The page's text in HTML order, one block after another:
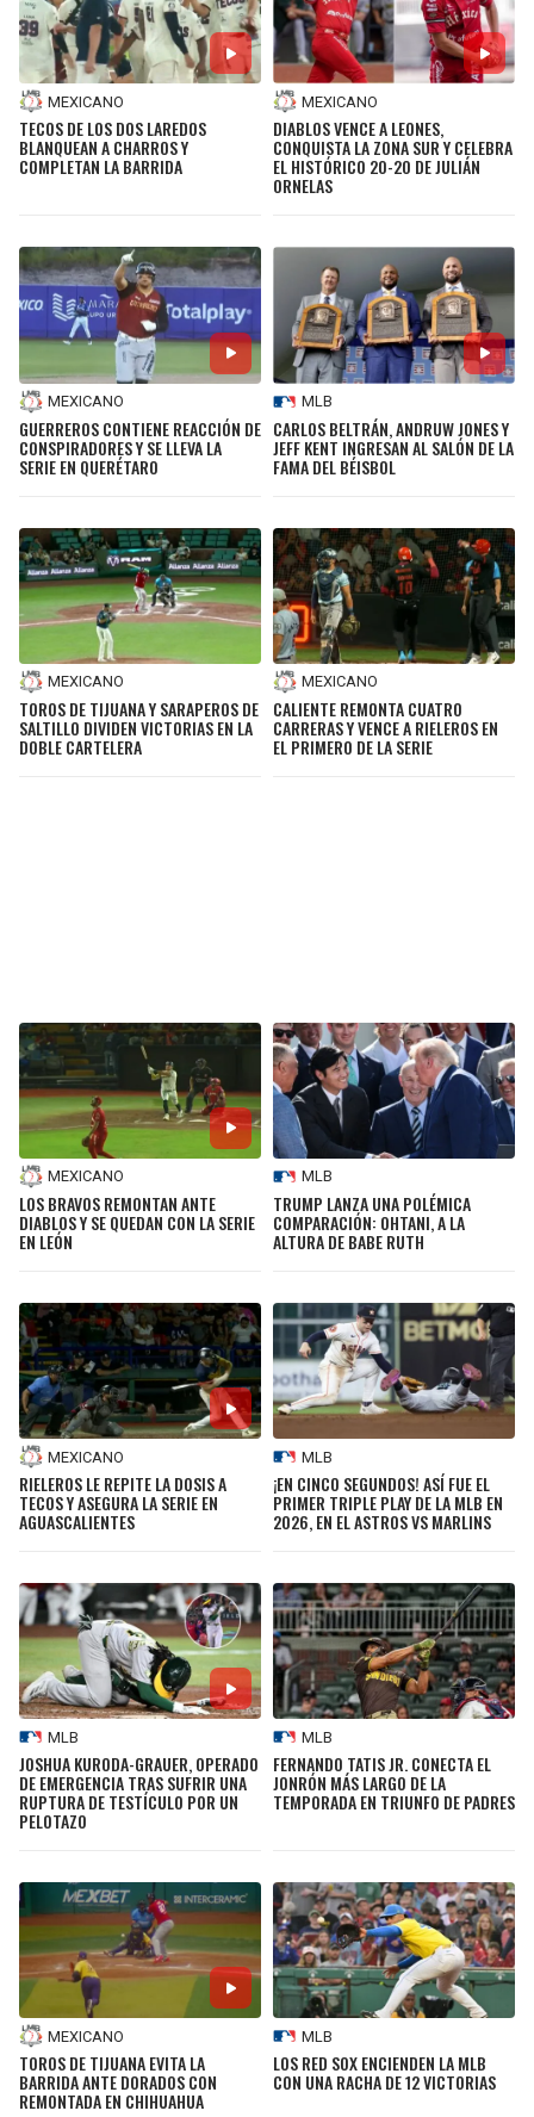
MEXICANO
TECOS DE LOS DOS LAREDOS
BLANQUEAN A CHARROS Y
COMPLETAN LA BARRIDA
MEXICANO
DIABLOS VENCE A LEONES,
CONQUISTA LA ZONA SUR Y CELEBRA
EL HISTÓRICO 20-20 DE JULIÁN
ORNELAS
MEXICANO
GUERREROS CONTIENE REACCIÓN DE
CONSPIRADORES Y SE LLEVA LA
SERIE EN QUERÉTARO
MLB
CARLOS BELTRÁN, ANDRUW JONES Y
JEFF KENT INGRESAN AL SALÓN DE LA
FAMA DEL BÉISBOL
MEXICANO
TOROS DE TIJUANA Y SARAPEROS DE
SALTILLO DIVIDEN VICTORIAS EN LA
DOBLE CARTELERA
MEXICANO
CALIENTE REMONTA CUATRO
CARRERAS Y VENCE A RIELEROS EN
EL PRIMERO DE LA SERIE
MEXICANO
LOS BRAVOS REMONTAN ANTE
DIABLOS Y SE QUEDAN CON LA SERIE
EN LEÓN
MLB
TRUMP LANZA UNA POLÉMICA
COMPARACIÓN: OHTANI, A LA
ALTURA DE BABE RUTH
MEXICANO
RIELEROS LE REPITE LA DOSIS A
TECOS Y ASEGURA LA SERIE EN
AGUASCALIENTES
MLB
¡EN CINCO SEGUNDOS! ASÍ FUE EL
PRIMER TRIPLE PLAY DE LA MLB EN
2026, EN EL ASTROS VS MARLINS
MLB
JOSHUA KURODA-GRAUER, OPERADO
DE EMERGENCIA TRAS SUFRIR UNA
RUPTURA DE TESTÍCULO POR UN
PELOTAZO
MLB
FERNANDO TATIS JR. CONECTA EL
JONRÓN MÁS LARGO DE LA
TEMPORADA EN TRIUNFO DE PADRES
MEXICANO
TOROS DE TIJUANA EVITA LA
BARRIDA ANTE DORADOS CON
REMONTADA EN CHIHUAHUA
MLB
LOS RED SOX ENCIENDEN LA MLB
CON UNA RACHA DE 12 VICTORIAS